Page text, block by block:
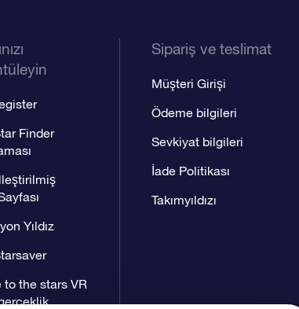
Finder
Yıldız
to the stars VR
Sipariş ve teslimat
Müşteri Girişi
Ödeme bilgileri
Sevkiyat bilgileri
İade Politikası
Takımyıldızı